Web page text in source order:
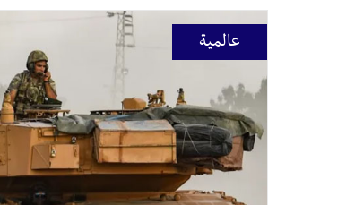
عالمية